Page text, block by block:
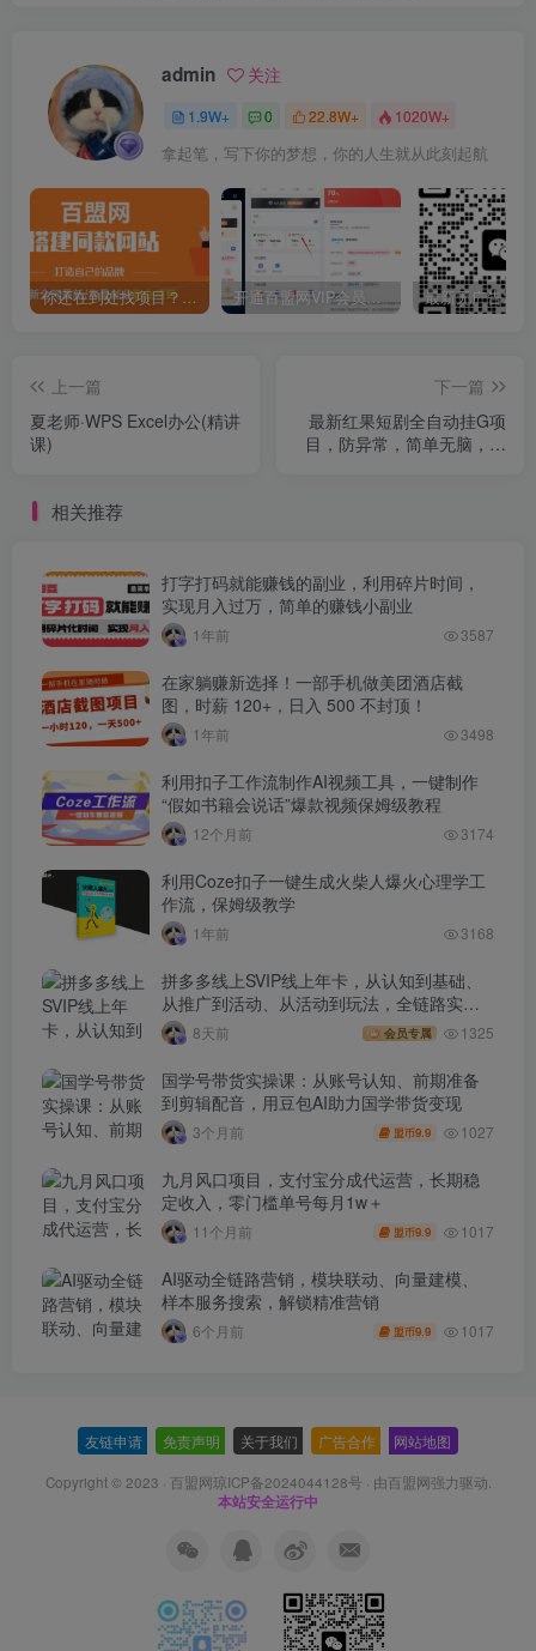
admin 关注
1.9W+ 0 22.8W+ 1020W+
拿起笔，写下你的梦想，你的人生就从此刻起航
你还在到处找项目？还在当韭菜？我靠卖项目一个月收入5万+，曾经我也是个失败者。 开通百盟网VIP会员，尊享全站资源免费下载，享70%的推广提成！！【限时五折优惠】
上一篇
夏老师·WPS Excel办公(精讲
课)
下一篇
最新红果短剧全自动挂G项
目，防异常，简单无脑，日
相关推荐
打字打码就能赚钱的副业，利用碎片时间，
实现月入过万，简单的赚钱小副业
1年前 3587
在家躺赚新选择！一部手机做美团酒店截
图，时薪 120+，日入 500 不封顶！
1年前 3498
利用扣子工作流制作AI视频工具，一键制作
“假如书籍会说话”爆款视频保姆级教程
12个月前 3174
利用Coze扣子一键生成火柴人爆火心理学工
作流，保姆级教学
1年前 3168
拼多多线上SVIP线上年卡，从认知到基础、
从推广到活动、从活动到玩法，全链路实战
(260730)
8天前 会员专属 1325
国学号带货实操课：从账号认知、前期准备
到剪辑配音，用豆包AI助力国学带货变现
3个月前 盟币9.9 1027
九月风口项目，支付宝分成代运营，长期稳
定收入，零门槛单号每月1w＋
11个月前 盟币9.9 1017
AI驱动全链路营销，模块联动、向量建模、
样本服务搜索，解锁精准营销
6个月前 盟币9.9 1017
友链申请 免责声明 关于我们 广告合作 网站地图
Copyright © 2023 · 百盟网琼ICP备2024044128号 · 由百盟网强力驱动.
本站安全运行中